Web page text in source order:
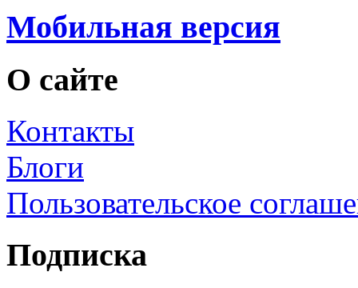
Мобильная версия
О сайте
Контакты
Блоги
Пользовательское
Подписка